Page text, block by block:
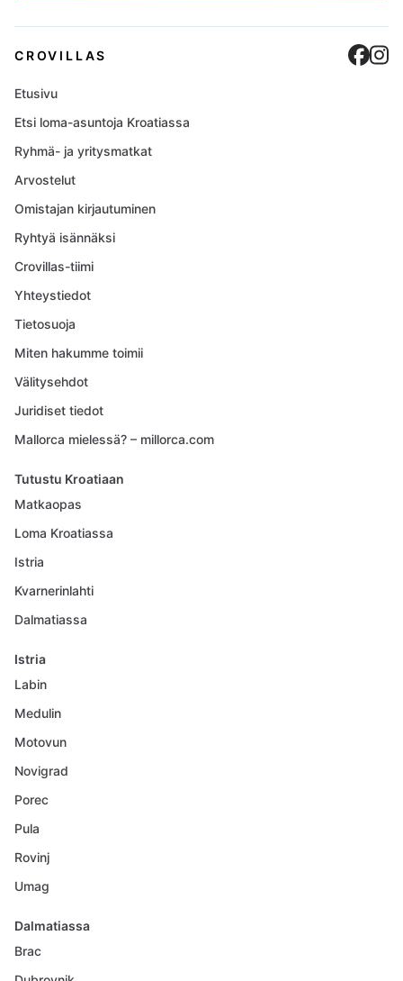
CROVILLAS
Etusivu
Etsi loma-asuntoja Kroatiassa
Ryhmä- ja yritysmatkat
Arvostelut
Omistajan kirjautuminen
Ryhtyä isännäksi
Crovillas-tiimi
Yhteystiedot
Tietosuoja
Miten hakumme toimii
Välitysehdot
Juridiset tiedot
Mallorca mielessä? – millorca.com
Tutustu Kroatiaan
Matkaopas
Loma Kroatiassa
Istria
Kvarnerinlahti
Dalmatiassa
Istria
Labin
Medulin
Motovun
Novigrad
Porec
Pula
Rovinj
Umag
Dalmatiassa
Brac